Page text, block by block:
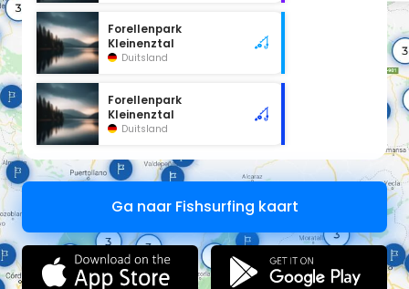
Forellenpark
Kleinenztal
Duitsland
Forellenpark
Kleinenztal
Duitsland
Ga naar Fishsurfing kaart